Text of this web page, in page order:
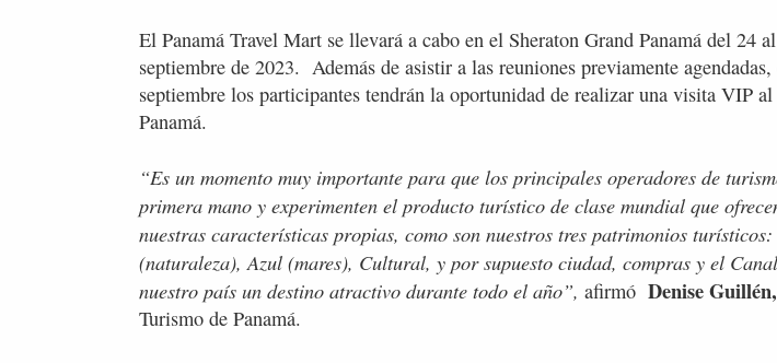
El Panamá Travel Mart se llevará a cabo en el Sheraton Grand Panamá del 24
septiembre de 2023. Además de asistir a las reuniones previamente
septiembre los participantes tendrán la oportunidad de realizar una visita VIP
Panamá.
“Es un momento muy importante para que los principales operadores de
primera mano y experimenten el producto turístico de clase mundial que
nuestras características propias, como son nuestros tres patrimonios turísticos:
(naturaleza), Azul (mares), Cultural, y por supuesto ciudad, compras y el
nuestro país un destino atractivo durante todo el año”, afirmó Denise Guillén,
Turismo de Panamá.